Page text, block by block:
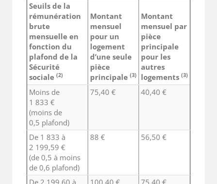
Seuils de la
rémunération
brute
mensuelle en
fonction du
plafond de la
Sécurité
sociale (2)
Montant
mensuel
pour un
logement
d’une seule
pièce
principale (3)
Montant
mensuel par
pièce
principale
pour les
autres
logements (3)
Moins de
1 833 €
(moins de
0,5 plafond)
75,40 € 40,40 €
De 1 833 à
2 199,59 €
(de 0,5 à moins
de 0,6 plafond)
88 € 56,50 €
De 2 199,60 à
100,40 € 75,40 €